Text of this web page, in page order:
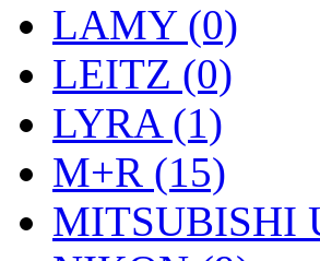
LAMY (0)
LEITZ (0)
LYRA (1)
M+R (15)
MITSUBISHI